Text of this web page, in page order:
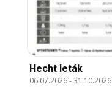
Hecht leták
06.07.2026-31.10.2026